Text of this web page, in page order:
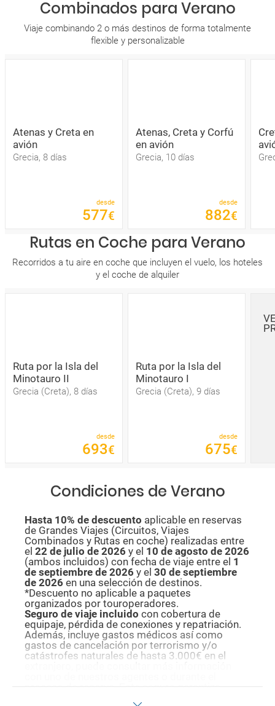
Combinados para Verano
Viaje combinando 2 o más destinos de forma totalmente
flexible y personalizable
Atenas y Creta en
avión
Grecia, 8 días
desde
577€
Atenas, Creta y Corfú
en avión
Grecia, 10 días
desde
882€
Rutas en Coche para Verano
Recorridos a tu aire en coche que incluyen el vuelo, los hoteles
y el coche de alquiler
Ruta por la Isla del
Minotauro II
Grecia (Creta), 8 días
desde
693€
Ruta por la Isla del
Minotauro I
Grecia (Creta), 9 días
desde
675€
Condiciones de Verano
Hasta 10% de descuento aplicable en reservas
de Grandes Viajes (Circuitos, Viajes
Combinados y Rutas en coche) realizadas entre
el 22 de julio de 2026 y el 10 de agosto de 2026
(ambos incluidos) con fecha de viaje entre el 1
de septiembre de 2026 y el 30 de septiembre
de 2026 en una selección de destinos.
*Descuento no aplicable a paquetes
organizados por touroperadores.
Seguro de viaje incluido con cobertura de
equipaje, pérdida de conexiones y repatriación.
Además, incluye gastos médicos así como
gastos de cancelación por terrorismo y/o
catástrofes naturales de hasta 3.000€ en el